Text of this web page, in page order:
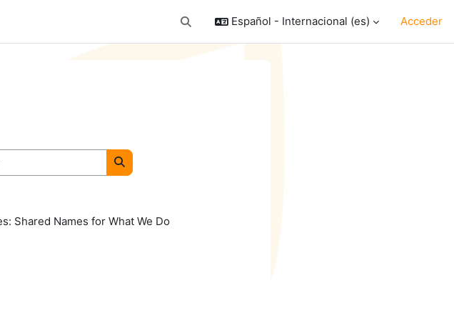
Selector de búsqueda de entrada
Español - Internacional ‎(es)‎ Acceder
Buscar cursos
Shared Names for What We Do